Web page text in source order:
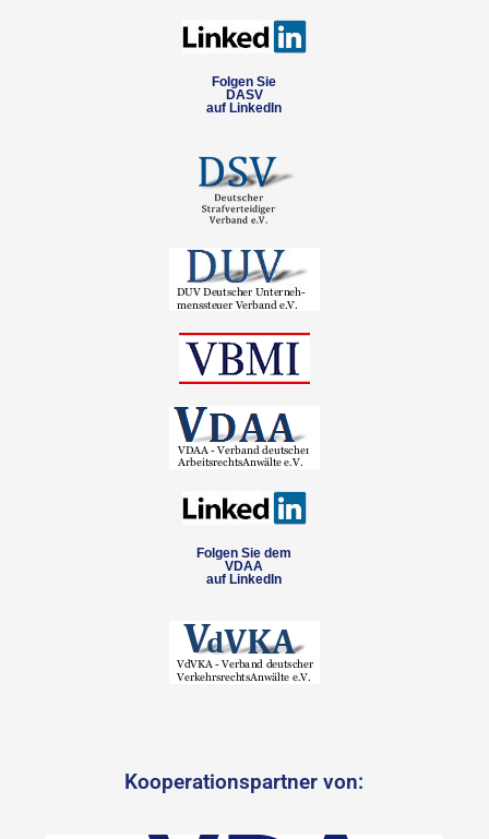
Folgen Sie
DASV
auf LinkedIn
Folgen Sie dem
VDAA
auf LinkedIn
Kooperationspartner von: